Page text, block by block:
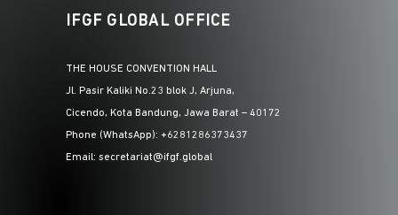
IFGF GLOBAL OFFICE
THE HOUSE CONVENTION HALL
Jl. Pasir Kaliki No.23 blok J, Arjuna,
Cicendo, Kota Bandung, Jawa Barat – 40172
Phone (WhatsApp): +6281286373437
Email: secretariat@ifgf.global